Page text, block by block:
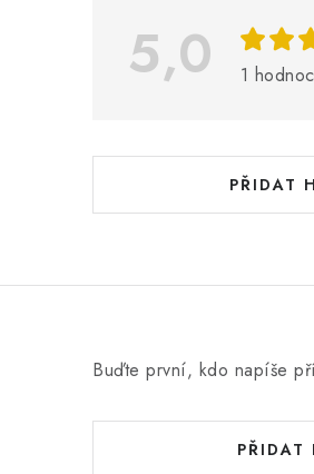
5,0 1
PŘIDAT
o
n
c
n
Buďte první, kdo napíše
PŘIDAT